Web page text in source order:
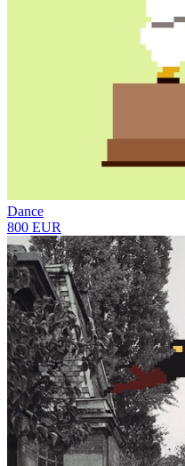
Dance
800 EUR